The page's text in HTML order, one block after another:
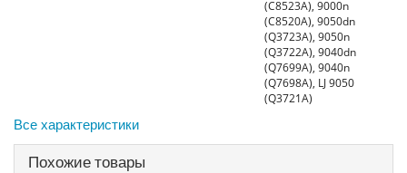
(C8523A), 9000n
(C8520A), 9050dn
(Q3723A), 9050n
(Q3722A), 9040dn
(Q7699A), 9040n
(Q7698A), LJ 9050
(Q3721A)
Все характеристики
Похожие товары